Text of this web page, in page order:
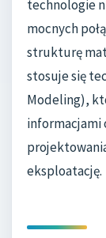
technologie
mocnych
strukturę
stosuje się
Modeling),
informacjami
eksploatację.